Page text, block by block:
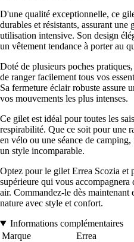
D'une qualité exceptionnelle, ce
durables et résistants, assurant
utilisation intensive. Son design
un vêtement tendance à porter au
Doté de plusieurs poches
de ranger facilement tous vos
Sa fermeture éclair robuste assure
vos mouvements les plus intenses.
Ce gilet est idéal pour toutes les
respirabilité. Que ce soit pour une
en vélo ou une séance de
un style incomparable.
Optez pour le gilet Errea Scozia et
supérieure qui vous accompagnera
air. Commandez-le dès maintenant
nature avec style et confort.
Informations complémentaires
Marque
Errea